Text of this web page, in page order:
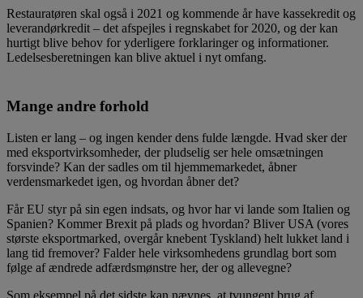
Restauratøren skal også i 2021 og kommende år have kassekredit og
leverandørkredit – det afspejles i regnskabet for 2020, og der kan
hurtigt blive behov for yderligere forklaringer og informationer.
Ledelsesberetningen kan blive aktuel i nyt omfang.
Mange andre forhold
Listen er lang – og ingen kender dens fulde længde. Hvad sker der
med eksportvirksomheder, der pludselig ser hele omsætningen
forsvinde? Kan der sadles om til hjemmemarkedet, åbner
verdensmarkedet igen, og hvordan åbner det?
Får EU styr på sin egen indsats, og hvor har vi lande som Italien og
Spanien? Kommer Brexit på plads og hvordan? Bliver USA (vores
største eksportmarked, overgår knebent Tyskland) helt lukket land i
lang tid fremover? Falder hele virksomhedens grundlag bort som
følge af ændrede adfærdsmønstre her, der og allevegne?